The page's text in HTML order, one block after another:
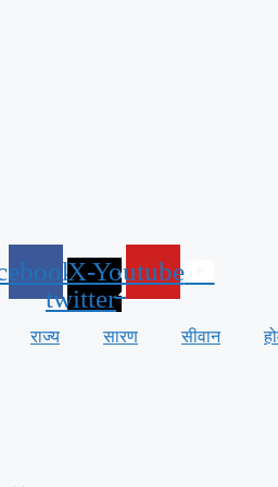
X-
twitter
Youtube
राज्य सारण सीवान